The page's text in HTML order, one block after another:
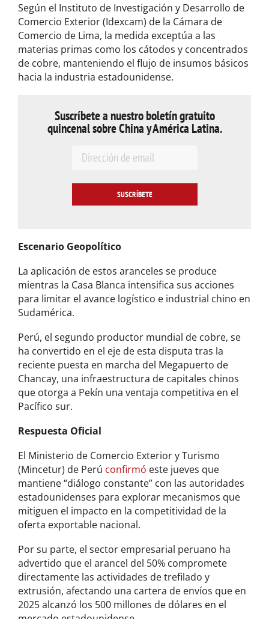
Según el Instituto de Investigación y Desarrollo de
Comercio Exterior (Idexcam) de la Cámara de
Comercio de Lima, la medida exceptúa a las
materias primas como los cátodos y concentrados
de cobre, manteniendo el flujo de insumos básicos
hacia la industria estadounidense.
Suscríbete a nuestro boletín gratuito
quincenal sobre China y América Latina.
Escenario Geopolítico
La aplicación de estos aranceles se produce
mientras la Casa Blanca intensifica sus acciones
para limitar el avance logístico e industrial chino en
Sudamérica.
Perú, el segundo productor mundial de cobre, se
ha convertido en el eje de esta disputa tras la
reciente puesta en marcha del Megapuerto de
Chancay, una infraestructura de capitales chinos
que otorga a Pekín una ventaja competitiva en el
Pacífico sur.
Respuesta Oficial
El Ministerio de Comercio Exterior y Turismo
(Mincetur) de Perú confirmó este jueves que
mantiene “diálogo constante” con las autoridades
estadounidenses para explorar mecanismos que
mitiguen el impacto en la competitividad de la
oferta exportable nacional.
Por su parte, el sector empresarial peruano ha
advertido que el arancel del 50% compromete
directamente las actividades de trefilado y
extrusión, afectando una cartera de envíos que en
2025 alcanzó los 500 millones de dólares en el